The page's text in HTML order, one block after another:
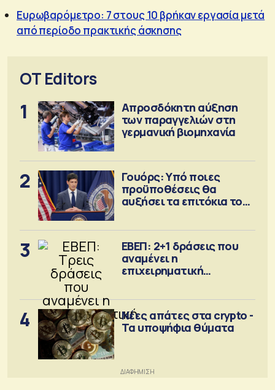
Ευρωβαρόμετρο: 7 στους 10 βρήκαν εργασία μετά
από περίοδο πρακτικής άσκησης
OT Editors
1
Απροσδόκητη αύξηση
των παραγγελιών στη
γερμανική βιομηχανία
2
Γουόρς: Υπό ποιες
προϋποθέσεις θα
αυξήσει τα επιτόκια τον
3
ΕΒΕΠ: 2+1 δράσεις που
αναμένει η
επιχειρηματική
4
Νέες απάτες στα crypto -
Τα υποψήφια θύματα